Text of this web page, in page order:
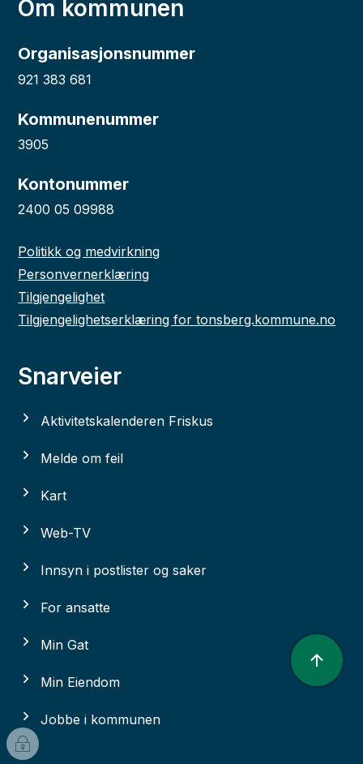
Om kommunen
Organisasjonsnummer
921 383 681
Kommunenummer
3905
Kontonummer
2400 05 09988
Politikk og medvirkning
Personvernerklæring
Tilgjengelighet
Tilgjengelighetserklæring for tonsberg.kommune.no
Snarveier
Aktivitetskalenderen Friskus
Melde om feil
Kart
Web-TV
Innsyn i postlister og saker
For ansatte
Min Gat
Min Eiendom
Jobbe i kommunen
I